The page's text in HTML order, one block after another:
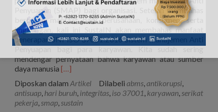
Penyuapan (SMAP) bagi organisasi. Setelah membahas
berbagai manfaat bagi perusahaan, konsumen, serta
lingkungan, kali ini SustaIN akan membahas manfaat
penerapan SNI ISO 37001:2016 Sistem manajemen Anti
Penyuapan bagi para karyawan. Kita sudah sering
mendengar pernyataan bahwa karyawan atau sumber
daya manusia Selengkapnya
ISO
37001
KE-
[…]
Diposkan dalam Artikel Dilabeli abms,antikorupsi,
antisuap, hari buruh, integritas, iso 37001, karyawan,serikat
pekerja,smap,sustain